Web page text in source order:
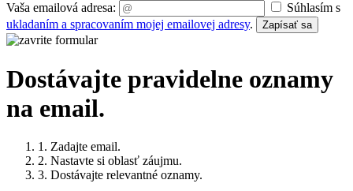
Vaša emailová adresa:
Súhlasím s
ukladaním a spracovaním mojej emailovej adresy. Zapísať sa
Dostávajte pravidelne oznamy
na email.
1. Zadajte email.
2. Nastavte si oblasť záujmu.
3. Dostávajte relevantné oznamy.